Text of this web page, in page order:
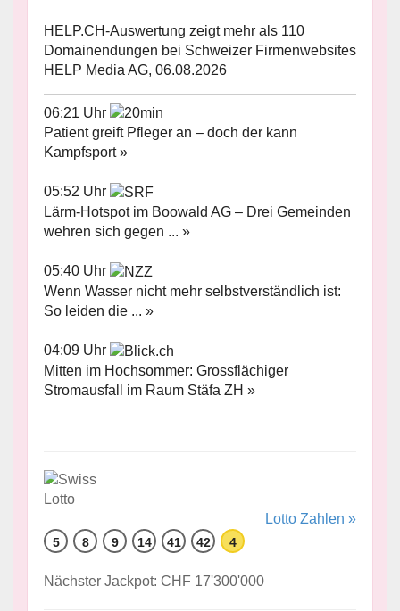
HELP.CH-Auswertung zeigt mehr als 110
Domainendungen bei Schweizer Firmenwebsites
HELP Media AG, 06.08.2026
06:21 Uhr
Patient greift Pfleger an – doch der kann
Kampfsport »
05:52 Uhr
Lärm-Hotspot im Boowald AG – Drei Gemeinden
wehren sich gegen ... »
05:40 Uhr
Wenn Wasser nicht mehr selbstverständlich ist:
So leiden die ... »
04:09 Uhr
Mitten im Hochsommer: Grossflächiger
Stromausfall im Raum Stäfa ZH »
Lotto Zahlen »
5 8 9 14 41 42 4
Nächster Jackpot: CHF 17'300'000